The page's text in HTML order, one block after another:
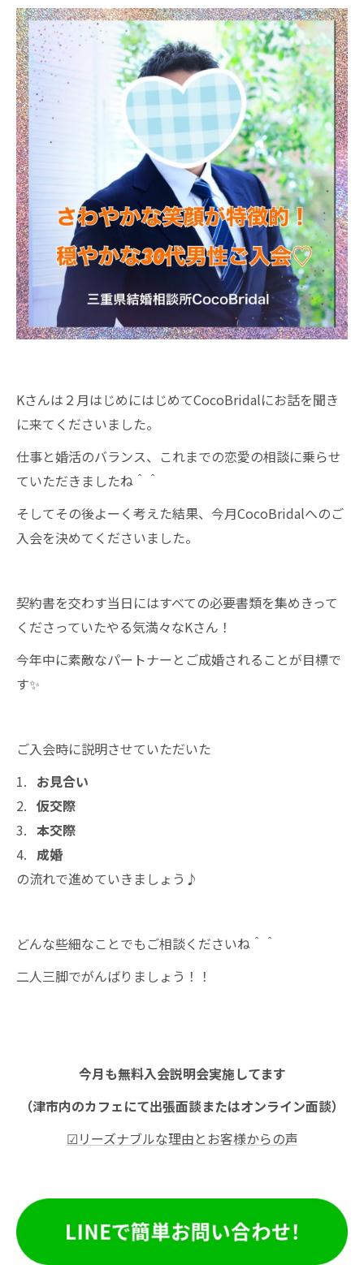
Kさんは２月はじめにはじめてCocoBridalにお話を聞き
に来てくださいました。
仕事と婚活のバランス、これまでの恋愛の相談に乗らせ
ていただきましたね＾＾
そしてその後よーく考えた結果、今月CocoBridalへのご
入会を決めてくださいました。
契約書を交わす当日にはすべての必要書類を集めきって
くださっていたやる気満々なKさん！
今年中に素敵なパートナーとご成婚されることが目標で
す✨
ご入会時に説明させていただいた
お見合い
仮交際
本交際
成婚
の流れで進めていきましょう♪
どんな些細なことでもご相談くださいね＾＾
二人三脚でがんばりましょう！！
今月も無料入会説明会実施してます
（津市内のカフェにて出張面談またはオンライン面談）
☑リーズナブルな理由とお客様からの声